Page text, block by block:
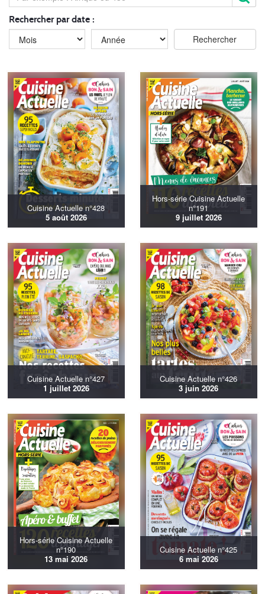
Rechercher par date :
Cuisine Actuelle n°428
5 août 2026
Hors-série Cuisine Actuelle
n°191
9 juillet 2026
Cuisine Actuelle n°427
1 juillet 2026
Cuisine Actuelle n°426
3 juin 2026
Hors-série Cuisine Actuelle
n°190
13 mai 2026
Cuisine Actuelle n°425
6 mai 2026